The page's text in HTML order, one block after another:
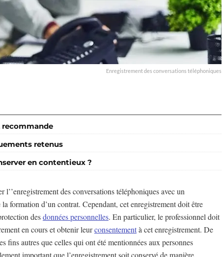
Enregistrement des conversations téléphoniques
recommande
retenus
en contentieux ?
des conversations téléphoniques avec un
formation d’un contrat. Cependant, cet enregistrement doit être
desdonnées personnelles. En particulier, le professionnel doit
en cours et obtenir leurconsentementà cet enregistrement. De
fins autres que celles qui ont été mentionnées aux personnes
important que l’enregistrement soit conservé de manière